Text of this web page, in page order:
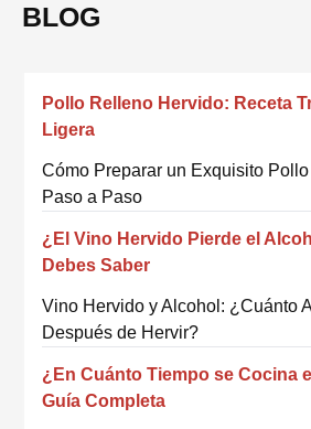
BLOG
Pollo Relleno Hervido: Receta
Ligera
Cómo Preparar un Exquisito
Paso a Paso
¿El Vino Hervido Pierde el
Debes Saber
Vino Hervido y Alcohol: ¿Cuánto
Después de Hervir?
¿En Cuánto Tiempo se Cocina
Guía Completa